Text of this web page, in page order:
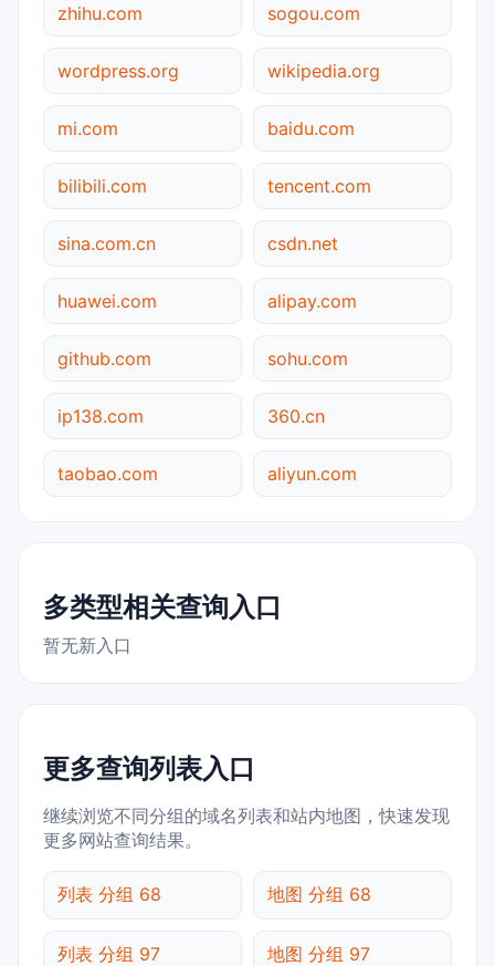
zhihu.com sogou.com
wordpress.org wikipedia.org
mi.com baidu.com
bilibili.com tencent.com
sina.com.cn csdn.net
huawei.com alipay.com
github.com sohu.com
ip138.com 360.cn
taobao.com aliyun.com
多类型相关查询入口
暂无新入口
更多查询列表入口
继续浏览不同分组的域名列表和站内地图，快速发现
更多网站查询结果。
列表 分组 68 地图 分组 68
列表 分组 97 地图 分组 97